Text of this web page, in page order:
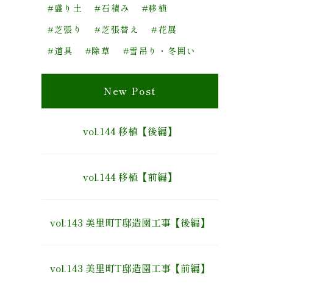
#盛り土
#石積み
#移植
#芝張り
#芝張替え
#花展
#道具
#除草 #雪吊り・冬囲い
New Post
vol.144 移植【後編】
vol.144 移植【前編】
vol.143 美里町T邸造園工事【後編】
vol.143 美里町T邸造園工事【前編】